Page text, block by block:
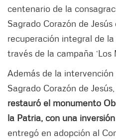
centenario de la
Sagrado Corazón de Jesús
recuperación integral de
través de la campaña ‘Los
Además de la
Sagrado Corazón de Jesús,
restauró el monumento
la Patria, con una
entregó en adopción al